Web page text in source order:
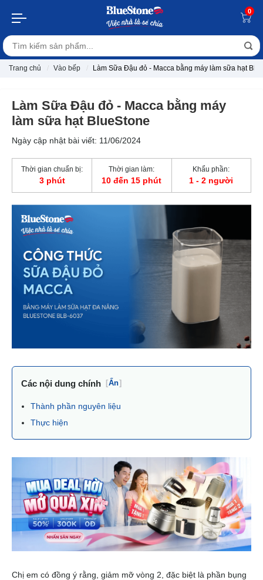
0
Trang chủ Vào bếp Làm Sữa Đậu đỏ - Macca bằng máy làm sữa hạt
Làm Sữa Đậu đỏ - Macca bằng máy
làm sữa hạt BlueStone
Ngày cập nhật bài viết: 11/06/2024
Thời gian chuẩn bị:
3 phút
Thời gian làm:
10 đến 15 phút
Khẩu phần:
1 - 2 người
Các nội dung chính [Ẩn]
Thành phần nguyên liệu
Thực hiện
Chị em có đồng ý rằng, giảm mỡ vòng 2, đặc biệt là phần bụng